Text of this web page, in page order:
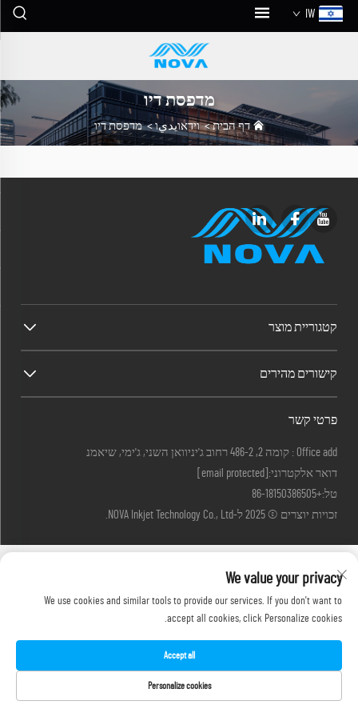
IW
מדפסת דיו
דף הבית>וידאוيديו>מדפסת דיו
קטגוריית מוצר
קישורים מהירים
פרטי קשר
Office add : קומה 2, 486-2 רחוב ג'יניוואן השני, ג'ימי, שיאמנ
דואר אלקטרוני:
טל:+86-18150386505
זכויות יוצרים © 2025 ל-NOVA Inkjet Technology Co., Ltd.
We value your privacy
We use cookies and similar tools to provide our services. If you don't want to
accept all cookies, click Personalize cookies.
Personalize cookies
Accept all